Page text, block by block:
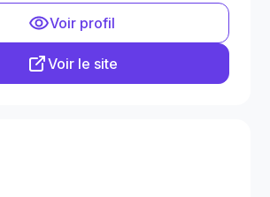
Voir profil
Voir le site